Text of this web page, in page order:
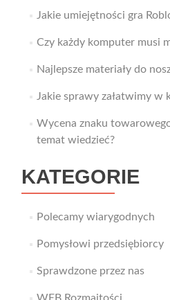
Jakie umiejętności gra
Czy każdy komputer musi
Najlepsze materiały do
Jakie sprawy załatwimy w
Wycena znaku
temat wiedzieć?
KATEGORIE
Polecamy wiarygodnych
Pomysłowi przedsiębiorcy
Sprawdzone przez nas